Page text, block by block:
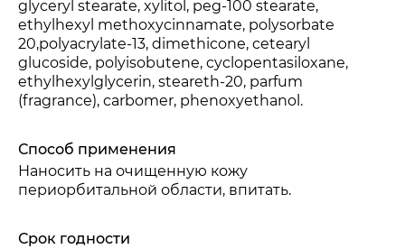
glyceryl stearate, xylitol, peg-100 stearate,
ethylhexyl methoxycinnamate, polysorbate
20,polyacrylate-13, dimethicone, cetearyl
glucoside, polyisobutene, cyclopentasiloxane,
ethylhexylglycerin, steareth-20, parfum
(fragrance), carbomer, phenoxyethanol.
Способ применения
Наносить на очищенную кожу
периорбитальной области, впитать.
Срок годности